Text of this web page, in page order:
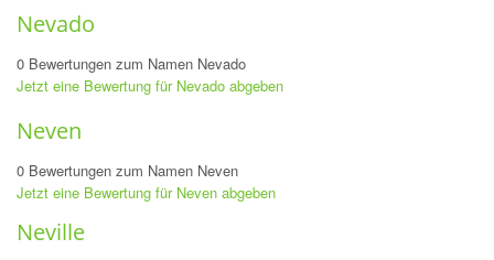
Nevado
0 Bewertungen zum Namen Nevado
Jetzt eine Bewertung für Nevado abgeben
Neven
0 Bewertungen zum Namen Neven
Jetzt eine Bewertung für Neven abgeben
Neville